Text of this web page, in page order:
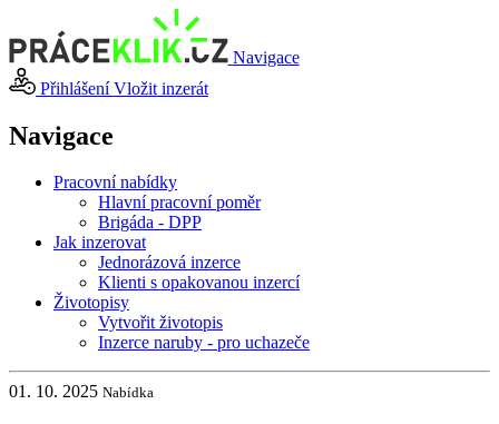
Navigace
PřihlášeníVložit inzerát
Navigace
Pracovní nabídky
Hlavní pracovní poměr
Brigáda - DPP
Jak inzerovat
Jednorázová inzerce
Klienti s opakovanou inzercí
Životopisy
Vytvořit životopis
Inzerce naruby - pro uchazeče
01. 10. 2025 Nabídka